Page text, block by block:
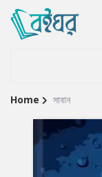
Site
Breadcrumb
Home সাবান